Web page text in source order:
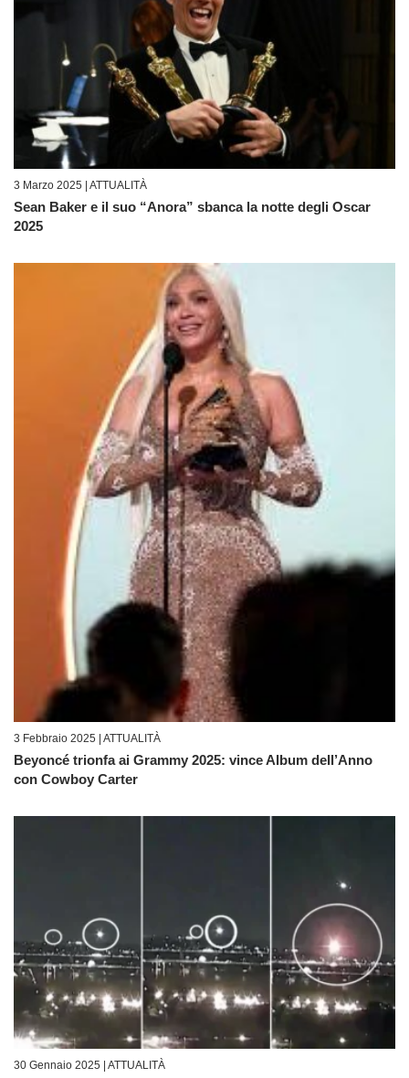
3 Marzo 2025 | ATTUALITÀ
Sean Baker e il suo “Anora” sbanca la notte degli Oscar
2025
3 Febbraio 2025 | ATTUALITÀ
Beyoncé trionfa ai Grammy 2025: vince Album dell’Anno
con Cowboy Carter
30 Gennaio 2025 | ATTUALITÀ